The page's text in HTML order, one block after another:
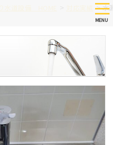
MENU
道設備 HOME >水